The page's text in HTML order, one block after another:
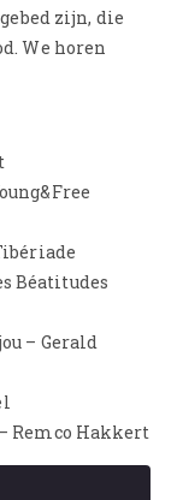
zijn, die
We horen
Béatitudes
– Gerald
Remco Hakkert